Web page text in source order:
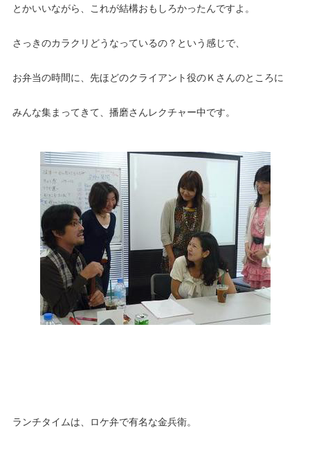
とかいいながら、これが結構おもしろかったんですよ。
さっきのカラクリどうなっているの？という感じで、
お弁当の時間に、先ほどのクライアント役のＫさんのところに
みんな集まってきて、播磨さんレクチャー中です。
ランチタイムは、ロケ弁で有名な金兵衛。